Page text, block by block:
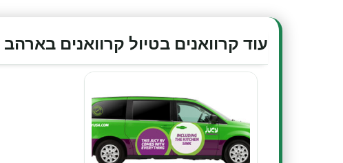
עוד קרוואנים בטיול קרוואנים בארהב